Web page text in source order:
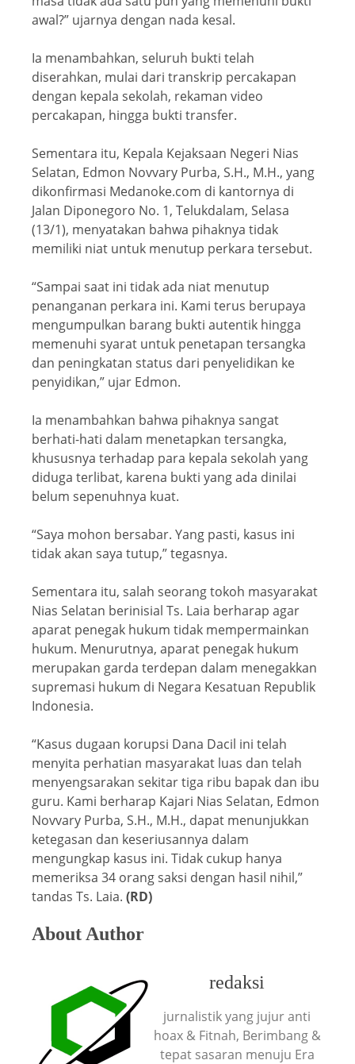
awal?” ujarnya dengan nada kesal.
Ia menambahkan, seluruh bukti telah
diserahkan, mulai dari transkrip percakapan
dengan kepala sekolah, rekaman video
percakapan, hingga bukti transfer.
Sementara itu, Kepala Kejaksaan Negeri Nias
Selatan, Edmon Novvary Purba, S.H., M.H., yang
dikonfirmasi Medanoke.com di kantornya di
Jalan Diponegoro No. 1, Telukdalam, Selasa
(13/1), menyatakan bahwa pihaknya tidak
memiliki niat untuk menutup perkara tersebut.
“Sampai saat ini tidak ada niat menutup
penanganan perkara ini. Kami terus berupaya
mengumpulkan barang bukti autentik hingga
memenuhi syarat untuk penetapan tersangka
dan peningkatan status dari penyelidikan ke
penyidikan,” ujar Edmon.
Ia menambahkan bahwa pihaknya sangat
berhati-hati dalam menetapkan tersangka,
khususnya terhadap para kepala sekolah yang
diduga terlibat, karena bukti yang ada dinilai
belum sepenuhnya kuat.
“Saya mohon bersabar. Yang pasti, kasus ini
tidak akan saya tutup,” tegasnya.
Sementara itu, salah seorang tokoh masyarakat
Nias Selatan berinisial Ts. Laia berharap agar
aparat penegak hukum tidak mempermainkan
hukum. Menurutnya, aparat penegak hukum
merupakan garda terdepan dalam menegakkan
supremasi hukum di Negara Kesatuan Republik
Indonesia.
“Kasus dugaan korupsi Dana Dacil ini telah
menyita perhatian masyarakat luas dan telah
menyengsarakan sekitar tiga ribu bapak dan ibu
guru. Kami berharap Kajari Nias Selatan, Edmon
Novvary Purba, S.H., M.H., dapat menunjukkan
ketegasan dan keseriusannya dalam
mengungkap kasus ini. Tidak cukup hanya
memeriksa 34 orang saksi dengan hasil nihil,”
tandas Ts. Laia. (RD)
About Author
redaksi
jurnalistik yang jujur anti
hoax & Fitnah, Berimbang &
tepat sasaran menuju Era